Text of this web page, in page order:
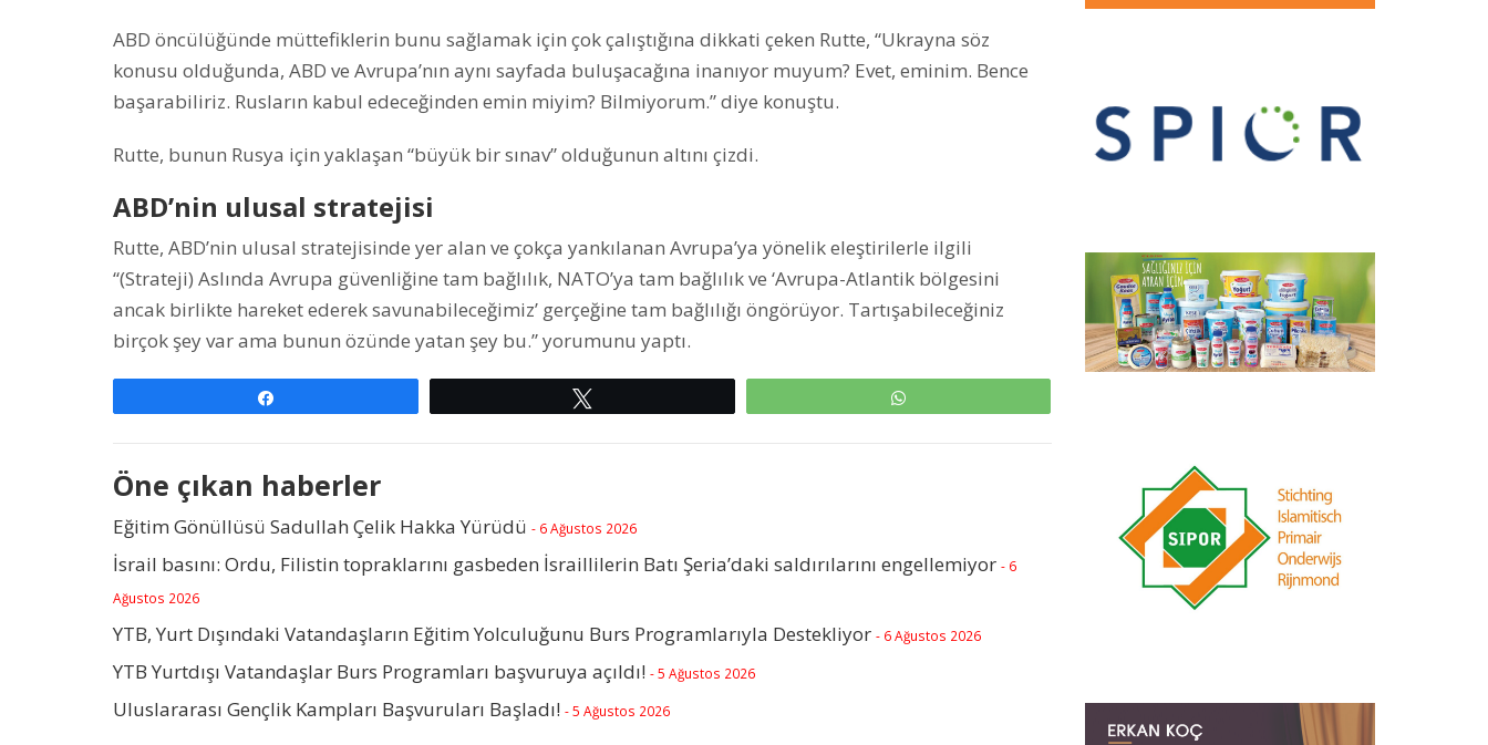
ABD öncülüğünde müttefiklerin bunu sağlamak için çok çalıştığına dikkati çeken Rutte, “Ukrayna söz
konusu olduğunda, ABD ve Avrupa’nın aynı sayfada buluşacağına inanıyor muyum? Evet, eminim. Bence
başarabiliriz. Rusların kabul edeceğinden emin miyim? Bilmiyorum.” diye konuştu.
Rutte, bunun Rusya için yaklaşan “büyük bir sınav” olduğunun altını çizdi.
ABD’nin ulusal stratejisi
Rutte, ABD’nin ulusal stratejisinde yer alan ve çokça yankılanan Avrupa’ya yönelik eleştirilerle ilgili
“(Strateji) Aslında Avrupa güvenliğine tam bağlılık, NATO’ya tam bağlılık ve ‘Avrupa-Atlantik bölgesini
ancak birlikte hareket ederek savunabileceğimiz’ gerçeğine tam bağlılığı öngörüyor. Tartışabileceğiniz
birçok şey var ama bunun özünde yatan şey bu.” yorumunu yaptı.
Öne çıkan haberler
Eğitim Gönüllüsü Sadullah Çelik Hakka Yürüdü - 6 Ağustos 2026
İsrail basını: Ordu, Filistin topraklarını gasbeden İsraillilerin Batı Şeria’daki saldırılarını engellemiyor - 6
Ağustos 2026
YTB, Yurt Dışındaki Vatandaşların Eğitim Yolculuğunu Burs Programlarıyla Destekliyor - 6 Ağustos 2026
YTB Yurtdışı Vatandaşlar Burs Programları başvuruya açıldı! - 5 Ağustos 2026
Uluslararası Gençlik Kampları Başvuruları Başladı! - 5 Ağustos 2026